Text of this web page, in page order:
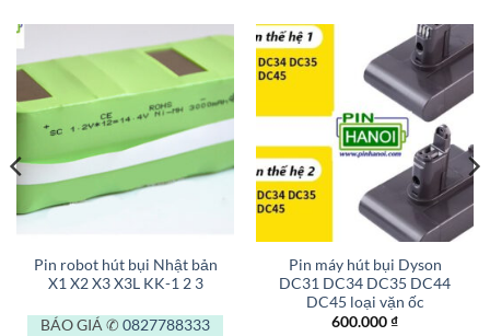
Pin robot hút bụi Nhật bản
X1 X2 X3 X3L KK-1 2 3
BÁO GIÁ ✆ 0827788333
Pin máy hút bụi Dyson
DC31 DC34 DC35 DC44
DC45 loại vặn ốc
600.000₫